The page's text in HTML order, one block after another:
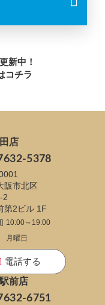
新中！
コチラ
店
5378
阪市北区
2
第2ビル 1F
10:00～19:00
月曜日
電話する
前店
6751